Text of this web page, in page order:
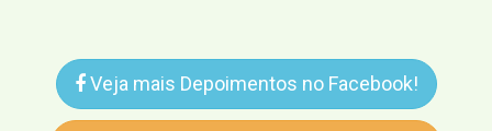
Veja mais Depoimentos no Facebook!